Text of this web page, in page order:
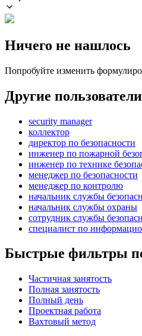
Ничего не нашлось
Попробуйте изменить
Другие
security manager
коллектор
директор по безопасности
инженер по пожарной
инженер по технике
менеджер по безопасности
менеджер по контролю
начальник службы
начальник службы охраны
сотрудник службы
специалист по
Быстрые фильтры
Частичная занятость
Полная занятость
Полный день
Проектная работа
Вахтовый метод